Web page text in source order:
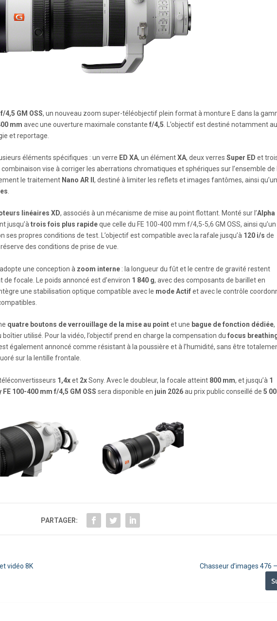
4,5 GM OSS, un nouveau zoom super-téléobjectif plein format à monture E dans la
mm avec une ouverture maximale constante f/4,5 . L’objectif est destiné notamment
et reportage.
éléments spécifiques : un verre ED XA, un élémentXA, deux verres Super ED et
combinaison vise à corriger les aberrations chromatiques et sphériques sur l’ensemble de
le traitement Nano AR II , destiné à limiter les reflets et images fantômes, ainsi qu’un
linéaires XD, associés à un mécanisme de mise au point flottant. Monté sur l’Alpha
jusqu’àtrois fois plus rapideque celle du FE 100-400 mm f/4,5-5,6 GM OSS, ainsi qu’un
ses propres conditions de test. L’objectif est compatible avec la rafale jusqu’à 120 i/s de
réserve des conditions de prise de vue.
une conception à zoom interne: la longueur du fût et le centre de gravité restent
focale. Le poids annoncé est d’environ 1 840 g, avec des composants de barillet en
une stabilisation optique compatible avec le mode Actifet avec le contrôle
quatre boutons de verrouillage de la mise au pointet une bague de fonction dédiée,
utilisé. Pour la vidéo, l’objectif prend en charge la compensation du focus
également annoncé comme résistant à la poussière et à l’humidité, sans être
sur la lentille frontale.
1,4xet 2xSony. Avec le doubleur, la focale atteint 800 mm, et jusqu’à 1
FE 100-400 mm f/4,5 GM OSS sera disponible en juin 2026au prix public conseillé de 5
PARTAGER:
vidéo 8K Chasseur d’images 476